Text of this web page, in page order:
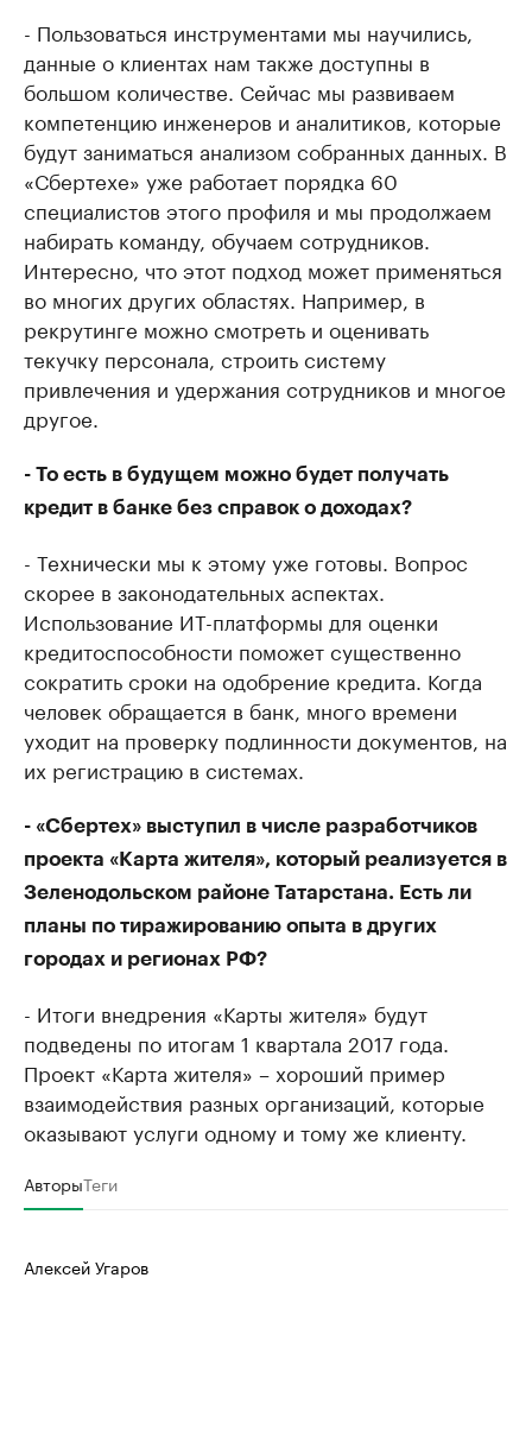
- Пользоваться инструментами мы научились,
данные о клиентах нам также доступны в
большом количестве. Сейчас мы развиваем
компетенцию инженеров и аналитиков, которые
будут заниматься анализом собранных данных. В
«Сбертехе» уже работает порядка 60
специалистов этого профиля и мы продолжаем
набирать команду, обучаем сотрудников.
Интересно, что этот подход может применяться
во многих других областях. Например, в
рекрутинге можно смотреть и оценивать
текучку персонала, строить систему
привлечения и удержания сотрудников и многое
другое.
- То есть в будущем можно будет получать
кредит в банке без справок о доходах?
- Технически мы к этому уже готовы. Вопрос
скорее в законодательных аспектах.
Использование ИТ-платформы для оценки
кредитоспособности поможет существенно
сократить сроки на одобрение кредита. Когда
человек обращается в банк, много времени
уходит на проверку подлинности документов, на
их регистрацию в системах.
- «Сбертех» выступил в числе разработчиков
проекта «Карта жителя», который реализуется в
Зеленодольском районе Татарстана. Есть ли
планы по тиражированию опыта в других
городах и регионах РФ?
- Итоги внедрения «Карты жителя» будут
подведены по итогам 1 квартала 2017 года.
Проект «Карта жителя» – хороший пример
взаимодействия разных организаций, которые
оказывают услуги одному и тому же клиенту.
АвторыТеги
Алексей Угаров